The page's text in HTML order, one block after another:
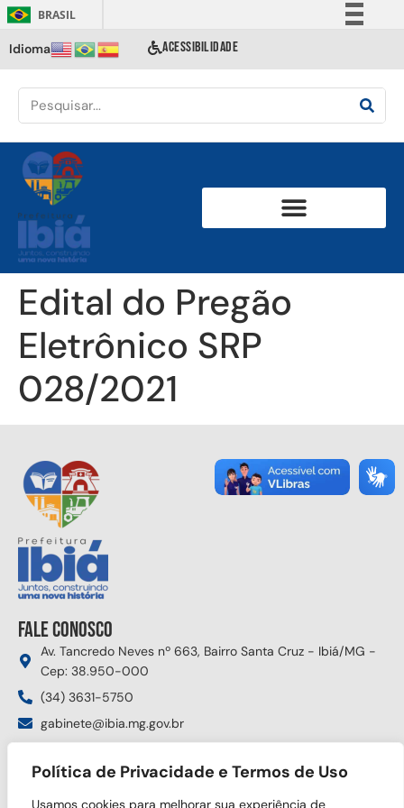
Política de Privacidade e Termos de Uso
Usamos cookies para melhorar sua experiência de
BRASIL
Comunica BR
Acesso à informação
Idioma ACESSIBILIDADE
Edital do Pregão
Eletrônico SRP
028/2021
Fale conosco
Av. Tancredo Neves nº 663, Bairro Santa Cruz - Ibiá/MG -
Cep: 38.950-000
(34) 3631-5750
gabinete@ibia.mg.gov.br